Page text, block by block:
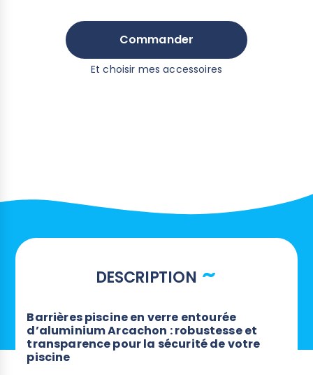
Commander
Et choisir mes accessoires
DESCRIPTION
Barrières piscine en verre entourée
d’aluminium Arcachon : robustesse et
transparence pour la sécurité de votre
piscine